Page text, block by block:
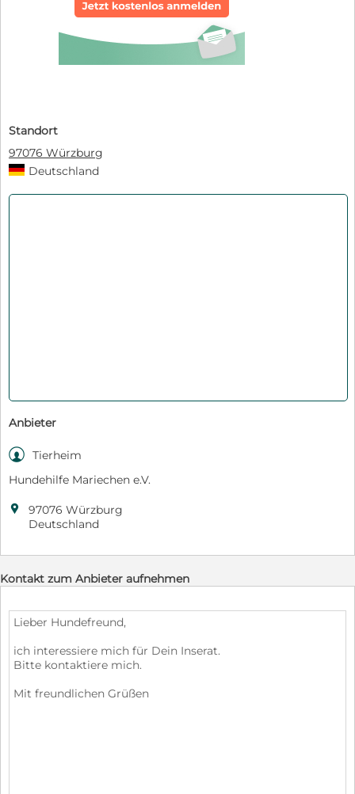
Standort
97076 Würzburg
Deutschland
Anbieter
 Tierheim
Hundehilfe Mariechen e.V.

97076 Würzburg
Deutschland
Kontakt zum Anbieter aufnehmen